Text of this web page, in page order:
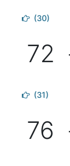
(30)
72
(31)
76